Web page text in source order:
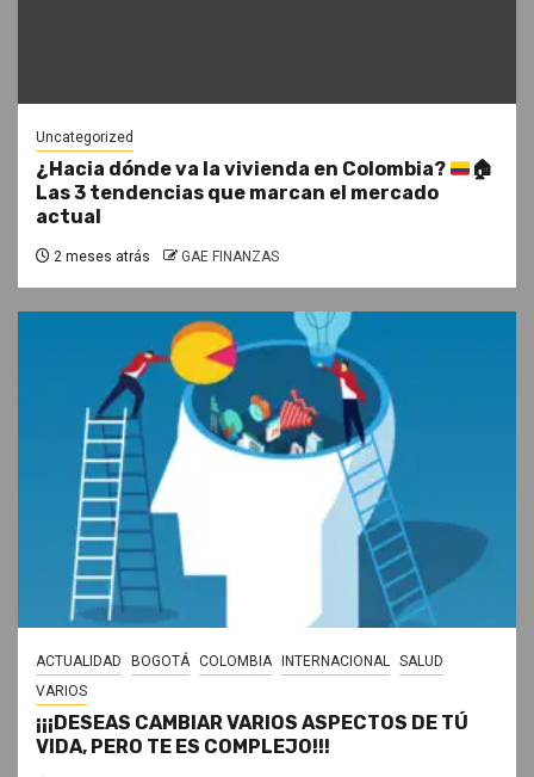
Uncategorized
¿Hacia dónde va la vivienda en Colombia?
🏠
Las 3 tendencias que marcan el mercado
actual
2 meses atrás GAE FINANZAS
ACTUALIDAD BOGOTÁ COLOMBIA INTERNACIONAL SALUD
VARIOS
¡¡¡DESEAS CAMBIAR VARIOS ASPECTOS DE TÚ
VIDA, PERO TE ES COMPLEJO!!!